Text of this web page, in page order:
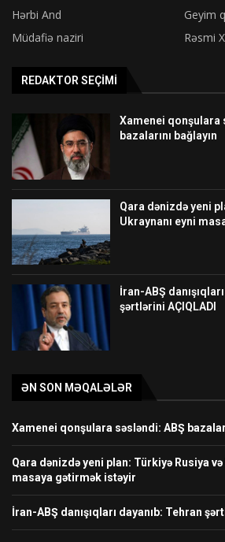
Hərbi And
Geyim
Müdafiə naziri
Rəsmi
REDAKTOR SEÇIMI
Xamenei qonşulara
bazalarını bağlayın
Qara dənizdə yeni
Ukraynanı eyni
İran-ABŞ
şərtlərini AÇIQLADI
ƏN SON MƏQALƏLƏR
Xamenei qonşulara səsləndi: ABŞ
Qara dənizdə yeni plan: Türkiyə Rusiya və
masaya gətirmək istəyir
İran-ABŞ danışıqları dayanıb: Tehran